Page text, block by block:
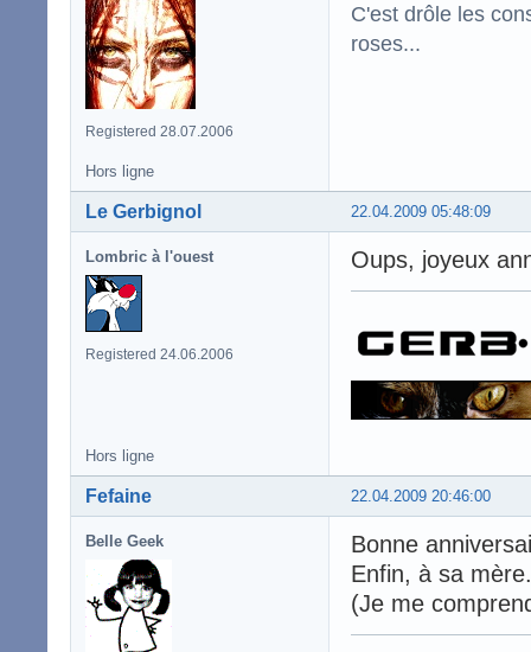
Registered 28.07.2006
C'est drôle les
roses...
Hors ligne
22.04.2009 05:48:09
Le Gerbignol
Lombric à l'ouest
Registered 24.06.2006
Oups, joyeux
Hors ligne
22.04.2009 20:46:00
Fefaine
Belle Geek
Bonne
Enfin, à sa mère.
(Je me